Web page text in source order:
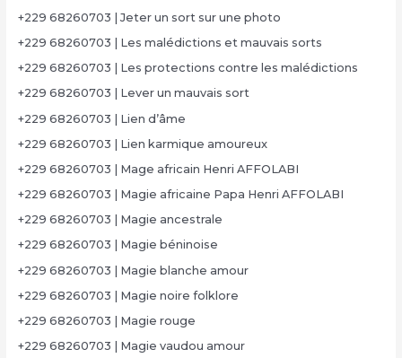
+229 68260703 | Jeter un sort sur une photo
+229 68260703 | Les malédictions et mauvais sorts
+229 68260703 | Les protections contre les malédictions
+229 68260703 | Lever un mauvais sort
+229 68260703 | Lien d’âme
+229 68260703 | Lien karmique amoureux
+229 68260703 | Mage africain Henri AFFOLABI
+229 68260703 | Magie africaine Papa Henri AFFOLABI
+229 68260703 | Magie ancestrale
+229 68260703 | Magie béninoise
+229 68260703 | Magie blanche amour
+229 68260703 | Magie noire folklore
+229 68260703 | Magie rouge
+229 68260703 | Magie vaudou amour